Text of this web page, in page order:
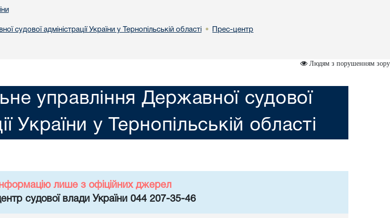
судової адміністрації України у Тернопільській області • Прес-центр
Людям з порушенням зору
управління Державної судової
України у Тернопільській області
лише з офіційних джерел
судової влади України 044 207-35-46